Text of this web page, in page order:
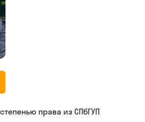
права из СПбГУП